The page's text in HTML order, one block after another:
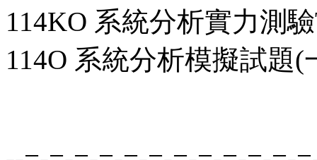
114KO 系統分析實力測
114O 系統分析模擬試題(